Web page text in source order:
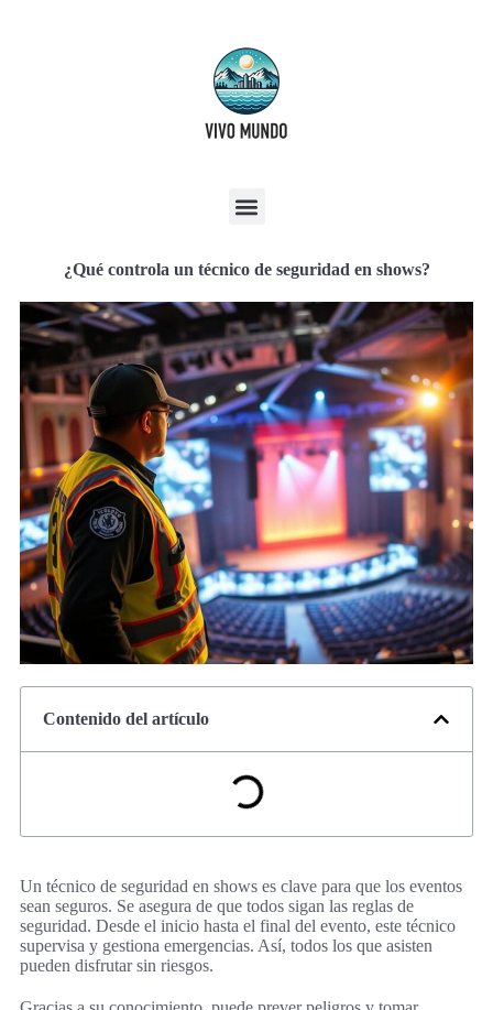
¿Qué controla un técnico de seguridad en shows?
Contenido del artículo
Un técnico de seguridad en shows es clave para que los eventos
sean seguros. Se asegura de que todos sigan las reglas de
seguridad. Desde el inicio hasta el final del evento, este técnico
supervisa y gestiona emergencias. Así, todos los que asisten
pueden disfrutar sin riesgos.